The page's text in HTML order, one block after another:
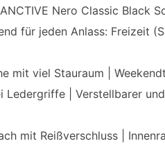
Nero Classic Black
für jeden Anlass: Freizeit
mit viel Stauraum |
| Verstellbarer
mit Reißverschluss |